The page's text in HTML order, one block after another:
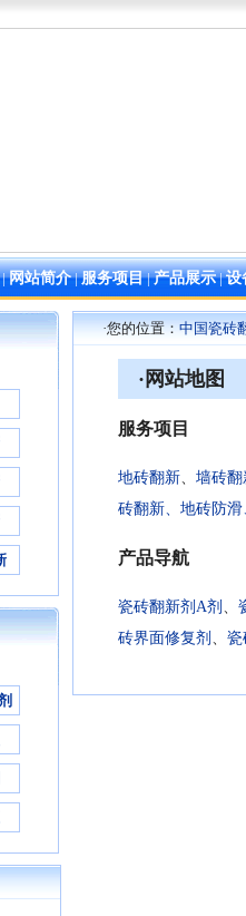
网站简介|服务项目|产品展示|设
·您的位置：中国瓷砖
·网站地图
服务项目
地砖翻新、 墙砖翻
砖翻新、 地砖防滑
产品导航
瓷砖翻新剂A剂 、
砖界面修复剂 、 瓷